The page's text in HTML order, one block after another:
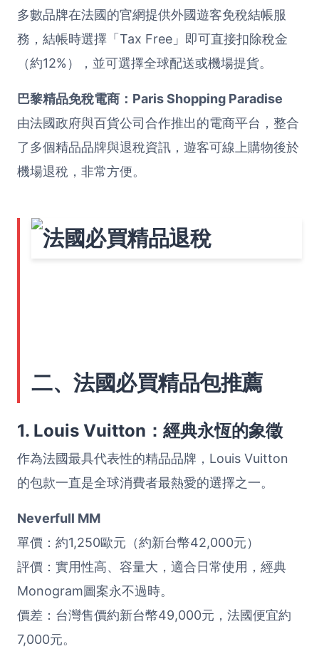
多數品牌在法國的官網提供外國遊客免稅結帳服
務，結帳時選擇「Tax Free」即可直接扣除稅金
（約12%），並可選擇全球配送或機場提貨。
巴黎精品免稅電商：Paris Shopping Paradise
由法國政府與百貨公司合作推出的電商平台，整合
了多個精品品牌與退稅資訊，遊客可線上購物後於
機場退稅，非常方便。
二、法國必買精品包推薦
1. Louis Vuitton：經典永恆的象徵
作為法國最具代表性的精品品牌，Louis Vuitton
的包款一直是全球消費者最熱愛的選擇之一。
Neverfull MM
單價：約1,250歐元（約新台幣42,000元）
評價：實用性高、容量大，適合日常使用，經典
Monogram圖案永不過時。
價差：台灣售價約新台幣49,000元，法國便宜約
7,000元。